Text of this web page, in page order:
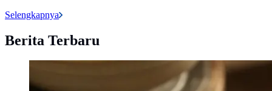
Selengkapnya
Berita Terbaru